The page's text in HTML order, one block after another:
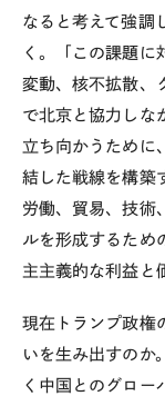
なると考えて強調
く。「この課題に
変動、核不拡散、
で北京と協力しな
立ち向かうために
結した戦線を構築
労働、貿易、技術
ルを形成するため
主主義的な利益と
現在トランプ政権
いを生み出すのか
く中国とのグロー